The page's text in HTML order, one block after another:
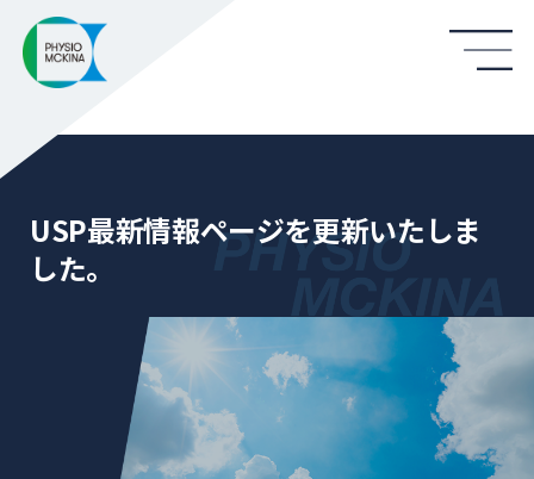
USP最新情報ページを更新いたしま
した。